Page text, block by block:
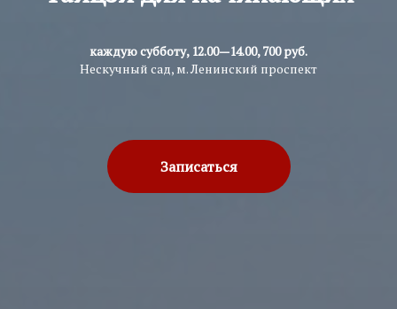
каждую субботу, 12.00—14.00, 700 руб.
Нескучный сад, м. Ленинский проспект
Записаться